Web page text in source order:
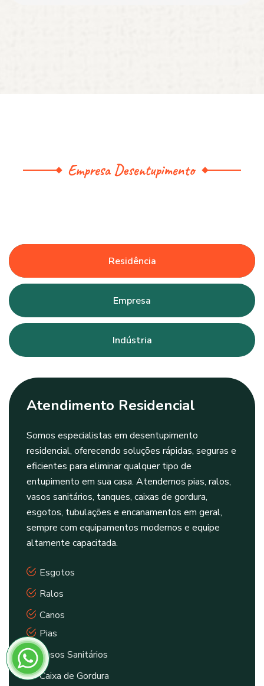
Empresa Desentupimento
Residência
Empresa
Indústria
Atendimento Residencial
Somos especialistas em desentupimento
residencial, oferecendo soluções rápidas, seguras e
eficientes para eliminar qualquer tipo de
entupimento em sua casa. Atendemos pias, ralos,
vasos sanitários, tanques, caixas de gordura,
esgotos, tubulações e encanamentos em geral,
sempre com equipamentos modernos e equipe
altamente capacitada.
Esgotos
Ralos
Canos
Pias
Vasos Sanitários
Caixa de Gordura